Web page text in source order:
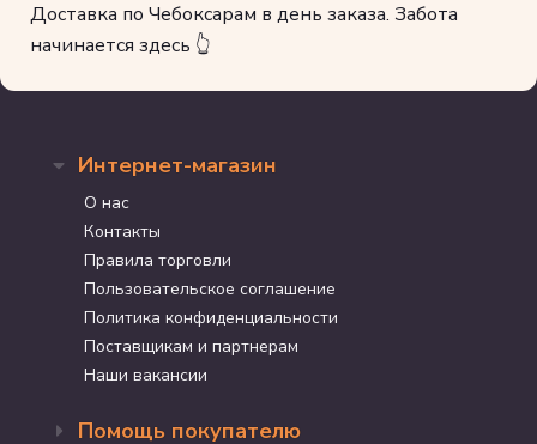
Доставка по Чебоксарам в день заказа. Забота
начинается здесь 👆
Интернет-магазин
О нас
Контакты
Правила торговли
Пользовательское соглашение
Политика конфиденциальности
Поставщикам и партнерам
Наши вакансии
Помощь покупателю